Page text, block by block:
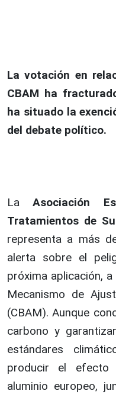
La votación en
CBAM ha
ha situado la
del debate político.
LaAsociación
Tratamientos de
representa a más
alerta sobre el
próxima aplicación,
Mecanismo de
(CBAM). Aunque
carbono y
estándares
producir el
aluminio europeo,